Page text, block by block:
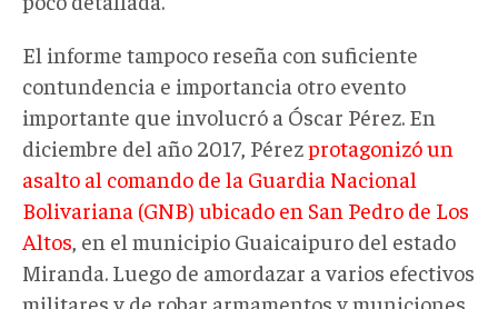
El informe tampoco reseña con suficiente
contundencia e importancia otro evento
importante que involucró a Óscar Pérez. En
diciembre del año 2017, Pérezprotagonizó un
asalto al comando de la Guardia Nacional
Bolivariana (GNB) ubicado en San Pedro de Los
Altos , en el municipio Guaicaipuro del estado
Miranda. Luego de amordazar a varios efectivos
militares y de robar armamentos y municiones,